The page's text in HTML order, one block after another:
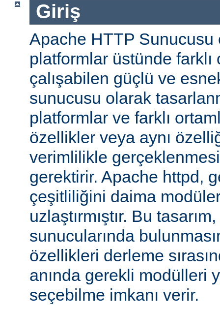
Giriş
Apache HTTP Sunucusu
platformlar üstünde farklı
çalışabilen güçlü ve
sunucusu olarak
platformlar ve farklı
özellikler veya aynı
verimlilikle
gerektirir. Apache httpd,
çeşitliliğini daima
uzlaştırmıştır. Bu
sunucularında
özellikleri derleme
anında gerekli modülleri
seçebilme imkanı verir.